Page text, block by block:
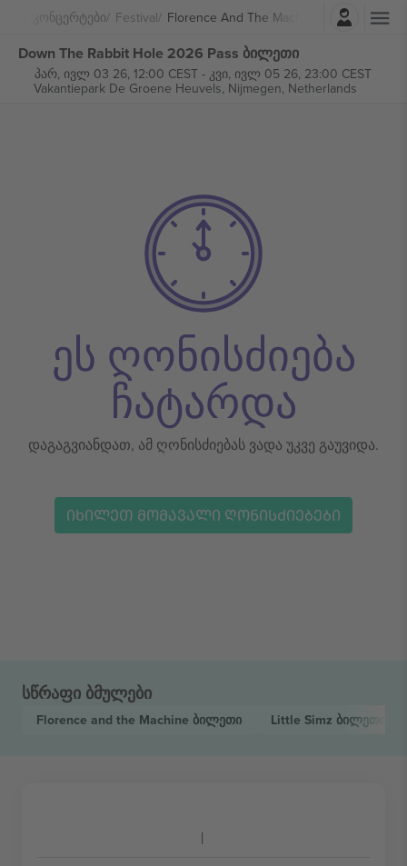
Კონცერტები Festival Florence And The Machine
შესვლა
Down The Rabbit Hole 2026 Pass ბილეთი
პარ, ივლ 03 26, 12:00 CEST- კვი, ივლ 05 26, 23:00 CEST
Vakantiepark De Groene Heuvels, Nijmegen, Netherlands
ეს ღონისძიება
ჩატარდა
დაგაგვიანდათ, ამ ღონისძიებას ვადა უკვე გაუვიდა.
ᲘᲮᲘᲚᲔᲗ ᲛᲝᲛᲐᲕᲐᲚᲘ ᲦᲝᲜᲘᲡᲫᲘᲔᲑᲔᲑᲘ
სწრაფი ბმულები
Florence and the Machine ბილეთი Little Simz ბილეთი